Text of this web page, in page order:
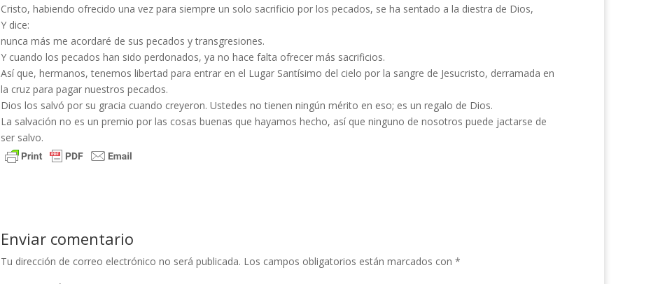
Cristo, habiendo ofrecido una vez para siempre un solo sacrificio por los pecados, se ha sentado a la diestra de Dios,
Y dice:
nunca más me acordaré de sus pecados y transgresiones.
Y cuando los pecados han sido perdonados, ya no hace falta ofrecer más sacrificios.
Así que, hermanos, tenemos libertad para entrar en el Lugar Santísimo del cielo por la sangre de Jesucristo, derramada en
la cruz para pagar nuestros pecados.
Dios los salvó por su gracia cuando creyeron. Ustedes no tienen ningún mérito en eso; es un regalo de Dios.
La salvación no es un premio por las cosas buenas que hayamos hecho, así que ninguno de nosotros puede jactarse de
ser salvo.
Enviar comentario
Tu dirección de correo electrónico no será publicada. Los campos obligatorios están marcados con *